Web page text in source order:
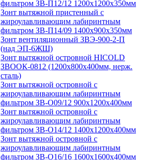
фильтром ЗВ-П12/12 1200х1200х350мм
Зонт вытяжной пристенный с
жироулавливающим лабиринтным
фильтром ЗВ-П14/09 1400х900х350мм
Зонт вентиляционный ЗВЭ-900-2-П
(над ЭП-6ЖШ)
Зонт вытяжной островной HICOLD
ЗВООК-0812 (1200х800x400мм, нерж.
сталь)
Зонт вытяжной островной с
жироулавливающим лабиринтным
фильтром ЗВ-О09/12 900х1200х400мм
Зонт вытяжной островной с
жироулавливающим лабиринтным
фильтром ЗВ-О14/12 1400х1200х400мм
Зонт вытяжной островной с
жироулавливающим лабиринтным
фильтром ЗВ-О16/16 1600х1600х400мм